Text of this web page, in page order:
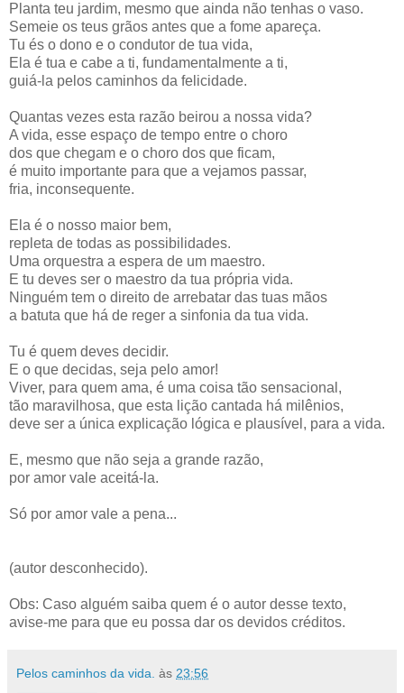
Planta teu jardim, mesmo que ainda não tenhas o vaso.
Semeie os teus grãos antes que a fome apareça.
Tu és o dono e o condutor de tua vida,
Ela é tua e cabe a ti, fundamentalmente a ti,
guiá-la pelos caminhos da felicidade.
Quantas vezes esta razão beirou a nossa vida?
A vida, esse espaço de tempo entre o choro
dos que chegam e o choro dos que ficam,
é muito importante para que a vejamos passar,
fria, inconsequente.
Ela é o nosso maior bem,
repleta de todas as possibilidades.
Uma orquestra a espera de um maestro.
E tu deves ser o maestro da tua própria vida.
Ninguém tem o direito de arrebatar das tuas mãos
a batuta que há de reger a sinfonia da tua vida.
Tu é quem deves decidir.
E o que decidas, seja pelo amor!
Viver, para quem ama, é uma coisa tão sensacional,
tão maravilhosa, que esta lição cantada há milênios,
deve ser a única explicação lógica e plausível, para a vida.
E, mesmo que não seja a grande razão,
por amor vale aceitá-la.
Só por amor vale a pena...
(autor desconhecido).
Obs: Caso alguém saiba quem é o autor desse texto,
avise-me para que eu possa dar os devidos créditos.
Pelos caminhos da vida. às 23:56